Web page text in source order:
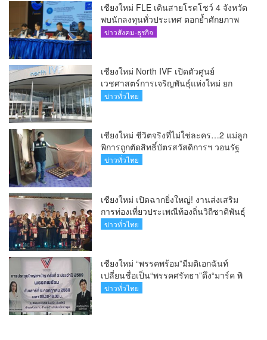
เชียงใหม่ FLE เดินสายโรดโชว์ 4 จังหวัด
พบนักลงทุนทั่วประเทศ ตอกย้ำศักยภาพ
ผู้นำธุรกิจระบบน้ำครบวงจร(คลิป)
ข่าวสังคม-ธุรกิจ
เชียงใหม่ North IVF เปิดตัวศูนย์
เวชศาสตร์การเจริญพันธุ์แห่งใหม่ ยก
ระดับเชียงใหม่สู่ ศูนย์กลางการรักษาผู้มี
ข่าวทั่วไทย
เชียงใหม่ ชีวิตจริงที่ไม่ใช่ละคร…2 แม่ลูก
พิการถูกตัดสิทธิ์บัตรสวัสดิการฯ วอนรัฐ
ทบทวนเกณฑ์ช่วยคนจน(คลิป)
ข่าวทั่วไทย
เชียงใหม่ เปิดฉากยิ่งใหญ่! งานส่งเสริม
การท่องเที่ยวประเพณีท้องถิ่นวิถีชาติพันธุ์
ล้านนา(คลิป)
ข่าวทั่วไทย
เชียงใหม่ “พรรคพร้อม”มีมติเอกฉันท์
เปลี่ยนชื่อเป็น“พรรคศรัทธา”ดึง“มาร์ค พิ
ตบูล”นำทัพกรรมการบริหารชุดใหม่(คลิป)
ข่าวทั่วไทย